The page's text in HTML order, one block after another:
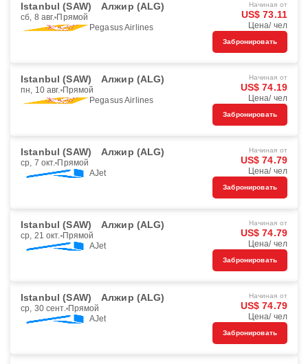
Istanbul (SAW) Алжир (ALG)
сб, 8 авг. Прямой
Pegasus Airlines
Начиная от
US$ 73.11
Цена/ чел
Забронировать
Istanbul (SAW) Алжир (ALG)
пн, 10 авг. Прямой
Pegasus Airlines
Начиная от
US$ 74.19
Цена/ чел
Забронировать
Istanbul (SAW) Алжир (ALG)
ср, 7 окт. Прямой
AJet
Начиная от
US$ 74.79
Цена/ чел
Забронировать
Istanbul (SAW) Алжир (ALG)
ср, 21 окт. Прямой
AJet
Начиная от
US$ 74.79
Цена/ чел
Забронировать
Istanbul (SAW) Алжир (ALG)
ср, 30 сент. Прямой
AJet
Начиная от
US$ 74.79
Цена/ чел
Забронировать